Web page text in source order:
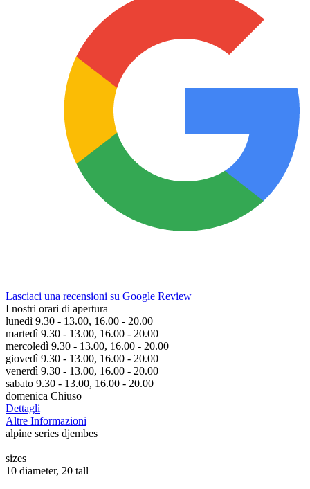
Lasciaci una recensioni su Google Review
I nostri orari di apertura
lunedì 9.30 - 13.00, 16.00 - 20.00
martedì 9.30 - 13.00, 16.00 - 20.00
mercoledì 9.30 - 13.00, 16.00 - 20.00
giovedì 9.30 - 13.00, 16.00 - 20.00
venerdì 9.30 - 13.00, 16.00 - 20.00
sabato 9.30 - 13.00, 16.00 - 20.00
domenica Chiuso
Dettagli
Altre Informazioni
alpine series djembes
sizes
10 diameter, 20 tall